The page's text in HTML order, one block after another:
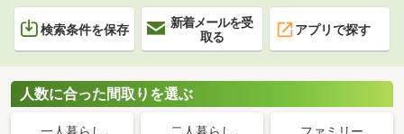
検索条件を保存
新着メールを受
取る
アプリで探す
人数に合った間取りを選ぶ